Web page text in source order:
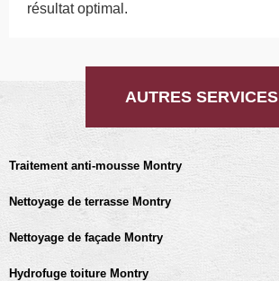
résultat optimal.
AUTRES SERVICES
Traitement anti-mousse Montry
Nettoyage de terrasse Montry
Nettoyage de façade Montry
Hydrofuge toiture Montry